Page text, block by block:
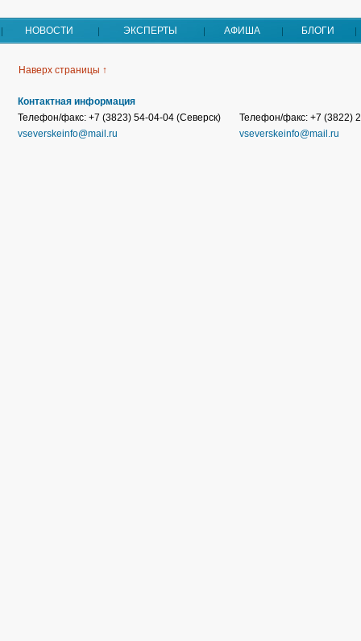
НОВОСТИ ЭКСПЕРТЫ АФИША БЛОГИ
Наверх страницы ↑
Контактная информация
Телефон/факс: +7 (3823) 54-04-04 (Северск)
vseverskeinfo@mail.ru
Телефон/факс: +7 (3822)
vseverskeinfo@mail.ru